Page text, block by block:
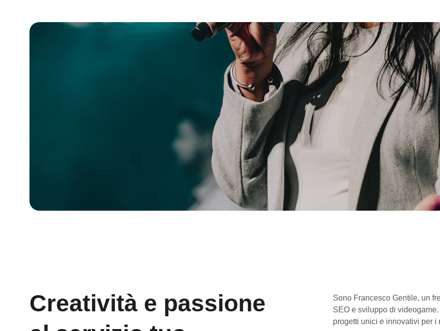
Creatività e passione
Sono Francesco Gentile, un
SEO e sviluppo di
progetti unici e innovativi per i